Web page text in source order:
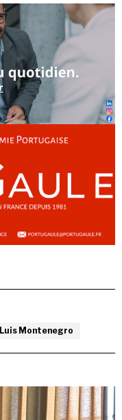
Luis Montenegro